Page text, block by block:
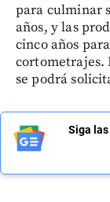
para culminar
años, y las
cinco años
cortometrajes.
se podrá
Siga las